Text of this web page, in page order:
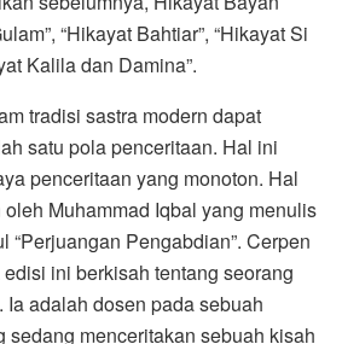
“Hikayat Bahtiar”, “Hikayat Si
Kalila dan Damina”.
tradisi sastra modern dapat
satu pola penceritaan. Hal ini
penceritaan yang monoton. Hal
Muhammad Iqbal yang menulis
“Perjuangan Pengabdian”. Cerpen
ini berkisah tentang seorang
Ia adalah dosen pada sebuah
sedang menceritakan sebuah kisah